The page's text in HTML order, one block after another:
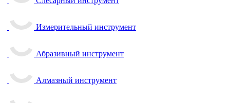
Измерительный инструмент
Абразивный инструмент
Алмазный инструмент